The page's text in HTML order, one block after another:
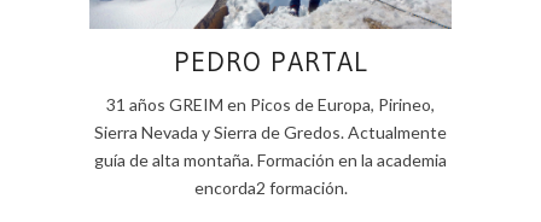
PEDRO PARTAL
31 años GREIM en Picos de Europa, Pirineo,
Sierra Nevada y Sierra de Gredos. Actualmente
guía de alta montaña. Formación en la academia
encorda2 formación.